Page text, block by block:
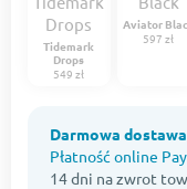
Tidemark
Drops
549 zł
Aviator
597 zł
Darmowa
Płatność online
14 dni na zwrot